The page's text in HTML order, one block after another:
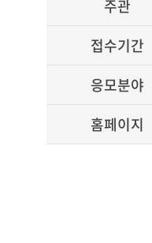
주관
접수기간
응모분야
홈페이지